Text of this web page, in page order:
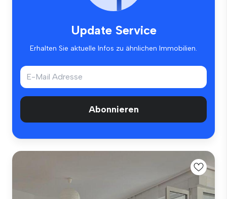
Update Service
Erhalten Sie aktuelle Infos zu ähnlichen Immobilien.
Abonnieren